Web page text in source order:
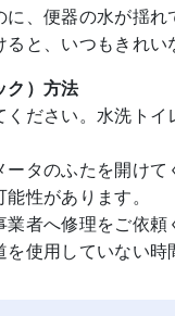
に、便器の水が揺れ
ると、いつもきれい
ク）方法
ださい。水洗ト
タのふたを開けて
性があります。
へ修理をご依頼
使用していない時